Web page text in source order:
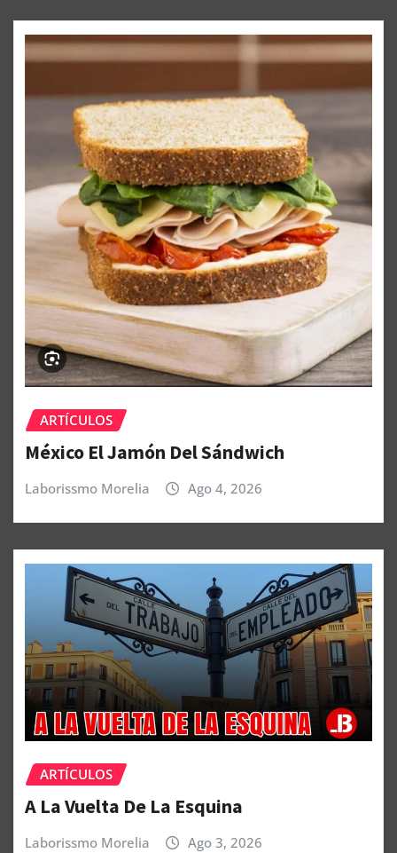
ARTÍCULOS
México El Jamón Del Sándwich
Laborissmo Morelia Ago 4, 2026
ARTÍCULOS
A La Vuelta De La Esquina
Laborissmo Morelia Ago 3, 2026